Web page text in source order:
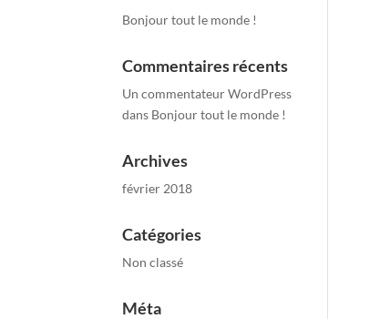
Bonjour tout le monde !
Commentaires récents
Un commentateur WordPress
dans Bonjour tout le monde !
Archives
février 2018
Catégories
Non classé
Méta